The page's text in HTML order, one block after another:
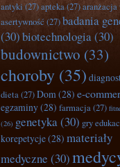
antyki(27)apteka(27)aranżacja
asertywność (27)badania
(30)biotechnologia(30)
budownictwo (33)
choroby (35)
dieta(27)Dom(28) e-
egzaminy(28) farmacja(27)
(26) genetyka(30) gry
korepetycje(28) materiały
medyczne (30)